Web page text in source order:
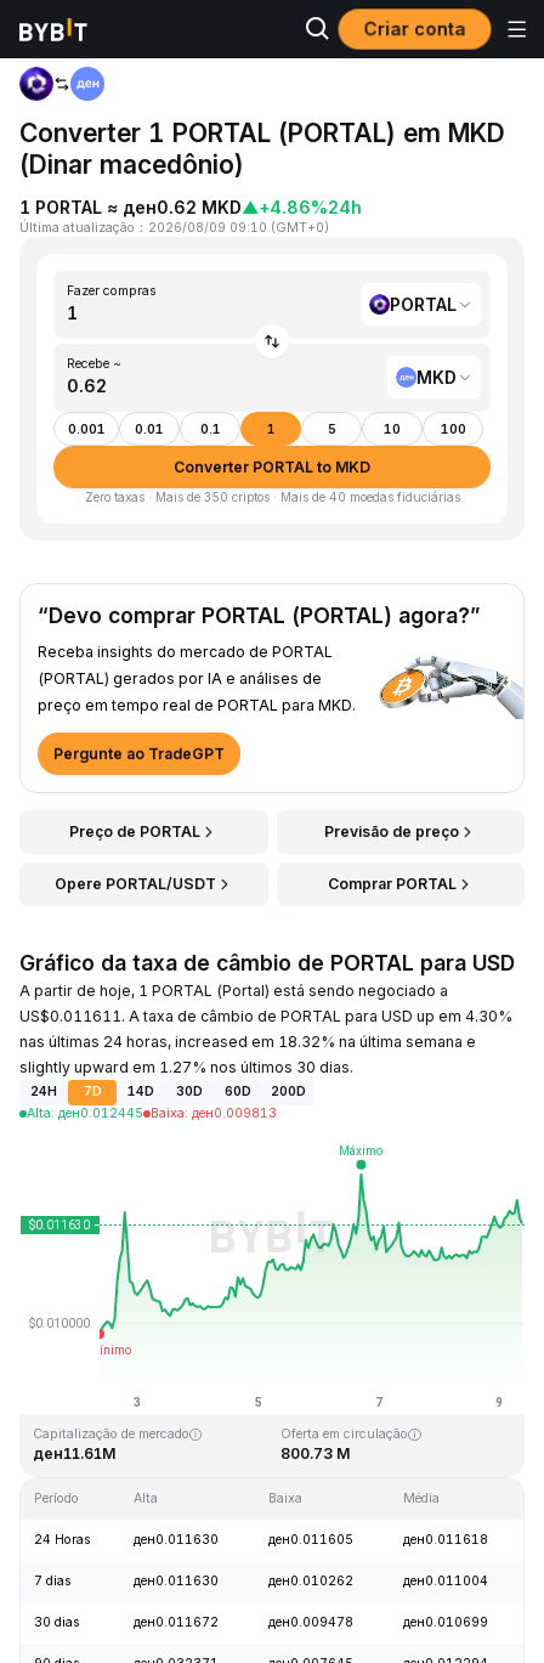
Criar conta
Página inicial
Converter 1 PORTAL (PORTAL) em MKD
(Dinar macedônio)
1 PORTAL ≈ ден0.62 MKD▲+4.86%24h
Última atualização ： 2026/08/09 09:10 (GMT+0)
Fazer compras
PORTAL
Recebe ~
MKD
0.001 0.01 0.1 1 5 10 100
Converter PORTAL to MKD
Zero taxas · Mais de 350 criptos · Mais de 40 moedas fiduciárias
“Devo comprar PORTAL (PORTAL) agora?”
Receba insights do mercado de PORTAL
(PORTAL) gerados por IA e análises de
preço em tempo real de PORTAL para MKD.
Pergunte ao TradeGPT
Preço de PORTAL Previsão de preço
Opere PORTAL/USDT Comprar PORTAL
Gráfico da taxa de câmbio de PORTAL para USD
A partir de hoje, 1 PORTAL (Portal) está sendo negociado a
US$0.011611. A taxa de câmbio de PORTAL para USD up em 4.30%
nas últimas 24 horas, increased em 18.32% na última semana e
slightly upward em 1.27% nos últimos 30 dias.
24H 7D 14D 30D 60D
200D
Alta: ден0.012445 Baixa: ден0.009813
Última atualização: 2026-08-09, 09:10 GMT+0
ден0.007350
Capitalização de mercado
ден11.61M
Oferta em circulação
800.73 M
Período Alta Baixa Média
24 Horas ден0.011630 ден0.011605 ден0.011618
7 dias ден0.011630 ден0.010262 ден0.011004
30 dias ден0.011672 ден0.009478 ден0.010699